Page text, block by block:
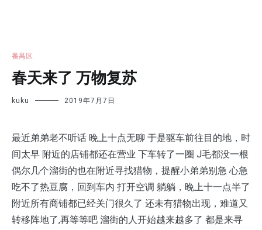
番禺区
春天来了 万物复苏
kuku 2019年7月7日
最近弟弟老不听话 晚上十点无聊 于是驱车前往目的地，时
间太早 附近的店铺都还在营业 下车转了一圈 J毛都没一根
偶尔几个溜街的也在附近寻找猎物，提醒小弟弟别急 心急
吃不了热豆腐，回到车内 打开空调 躺躺，晚上十一点半了
附近所有商铺都已经关门很久了 还未有猎物出现，难道又
转移阵地了,再等等吧 溜街的人开始越来越多了 都是来寻